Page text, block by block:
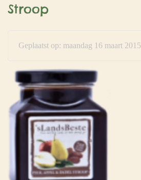
Stroop
Geplaatst op: maandag 16 maart 2015